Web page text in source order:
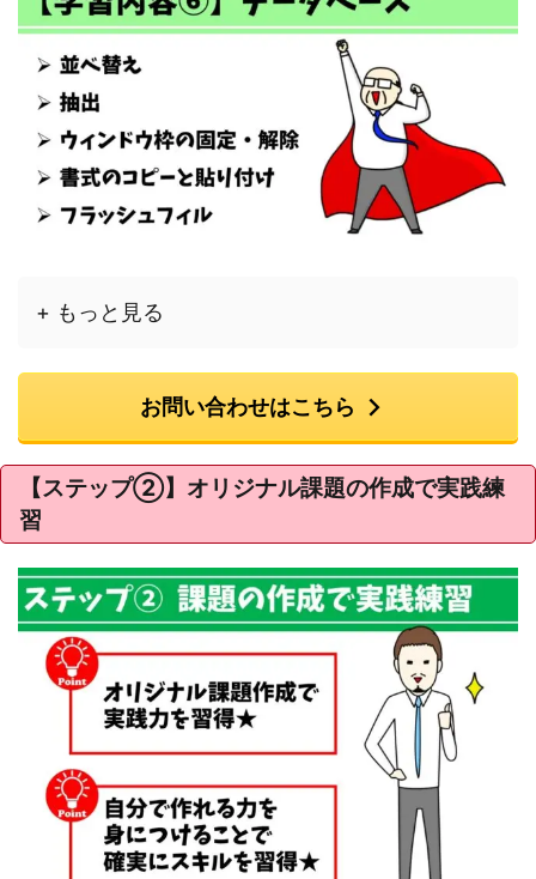
+ もっと見る
お問い合わせはこちら
【ステップ②】オリジナル課題の作成で実践練
習